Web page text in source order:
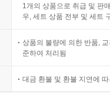
1개의 상품으로 취급 및 판
우, 세트 상품 전부 및 세트
상품의 불량에 의한 반품,
준하여 처리됨
대금 환불 및 환불 지연에